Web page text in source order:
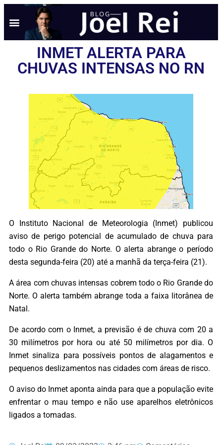
INMET ALERTA PARA
CHUVAS INTENSAS NO RN
O Instituto Nacional de Meteorologia (Inmet) publicou
aviso de perigo potencial de acumulado de chuva para
todo o Rio Grande do Norte. O alerta abrange o período
desta segunda-feira (20) até a manhã da terça-feira (21).
A área com chuvas intensas cobrem todo o Rio Grande do
Norte. O alerta também abrange toda a faixa litorânea de
Natal.
De acordo com o Inmet, a previsão é de chuva com 20 a
30 milímetros por hora ou até 50 milímetros por dia. O
Inmet sinaliza para possíveis pontos de alagamentos e
pequenos deslizamentos nas cidades com áreas de risco.
O aviso do Inmet aponta ainda para que a população evite
enfrentar o mau tempo e não use aparelhos eletrônicos
ligados a tomadas.